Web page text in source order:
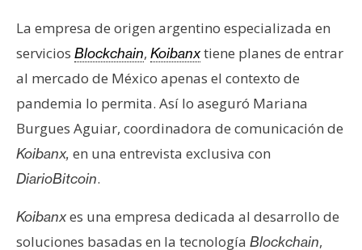
n
E
t
h
e
m
La empresa de origen argentino especializada en
servicios Blockchain, Koibanxtiene planes de entrar
al mercado de México apenas el contexto de
pandemia lo permita. Así lo aseguró Mariana
Burgues Aguiar, coordinadora de comunicación de
Koibanx, en una entrevista exclusiva con
DiarioBitcoin.
Koibanxes una empresa dedicada al desarrollo de
soluciones basadas en la tecnología Blockchain,